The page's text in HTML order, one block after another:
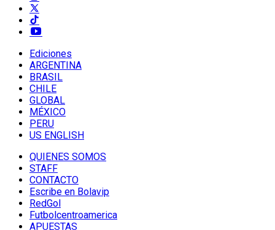
Ediciones
ARGENTINA
BRASIL
CHILE
GLOBAL
MÉXICO
PERU
US ENGLISH
QUIENES SOMOS
STAFF
CONTACTO
Escribe en Bolavip
RedGol
Futbolcentroamerica
APUESTAS